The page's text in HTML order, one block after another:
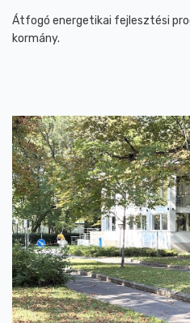
Átfogó energetikai fejlesztési
kormány.